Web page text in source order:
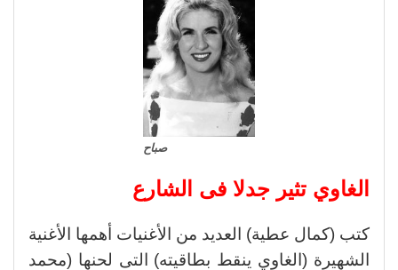
صباح
الغاوي تثير جدلا فى الشارع
كتب (كمال عطية) العديد من الأغنيات أهمها الأغنية
الشهيرة (الغاوي ينقط بطاقيته) التى لحنها (محمد